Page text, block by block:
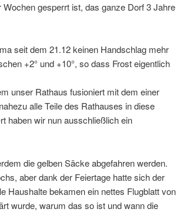
gesperrt ist, das ganze Dorf 3 Jahre
seit dem 21.12 keinen Handschlag mehr
+2° und +10°, so dass Frost eigentlich
unser Rathaus fusioniert mit dem einer
alle Teile des Rathauses in diese
haben wir nun ausschließlich ein
die gelben Säcke abgefahren werden.
aber dank der Feiertage hatte sich der
Haushalte bekamen ein nettes Flugblatt von
wurde, warum das so ist und wann die